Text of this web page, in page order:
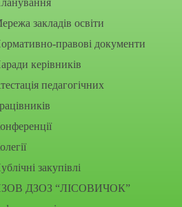
закладів освіти
правові документи
керівників
педагогічних
закупівлі
ДЗОЗ “ЛІСОВИЧОК”